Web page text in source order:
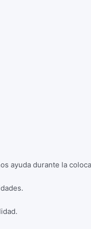
ayuda durante la